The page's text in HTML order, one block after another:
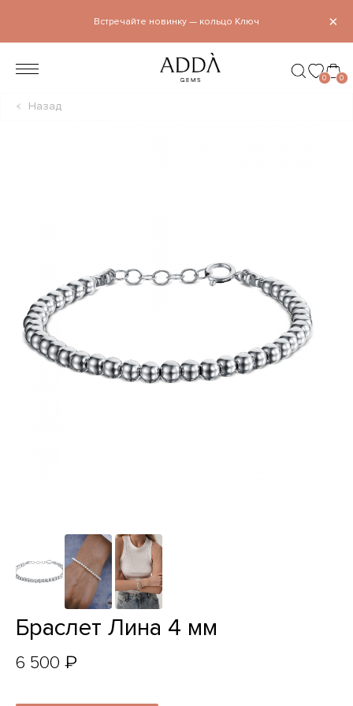
×
Встречайте новинку — кольцо Ключ
0 0
Назад
Браслет Лина 4 мм
6 500 ₽